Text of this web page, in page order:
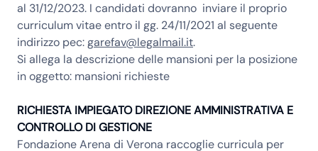
al 31/12/2023. I candidati dovranno inviare il proprio
curriculum vitaeentro il gg. 24/11/2021 al seguente
indirizzo pec:garefav@legalmail.it.
Si allega la descrizione delle mansioni per la posizione
in oggetto: mansioni richieste
RICHIESTA IMPIEGATO DIREZIONE AMMINISTRATIVA E
CONTROLLO DI GESTIONE
Fondazione Arena di Verona raccoglie curricula per